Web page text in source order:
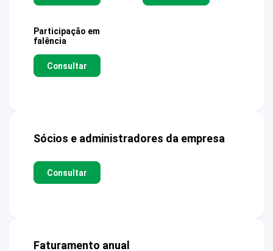
Participação em
falência
Consultar
Sócios e administradores da empresa
Consultar
Faturamento anual